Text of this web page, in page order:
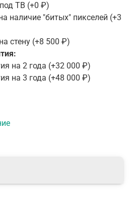
на 2 года (+32 000 ₽)
на 3 года (+48 000 ₽)
ТВ (+0 ₽)
наличие "битых" пикселей (+3
стену (+8 500 ₽)